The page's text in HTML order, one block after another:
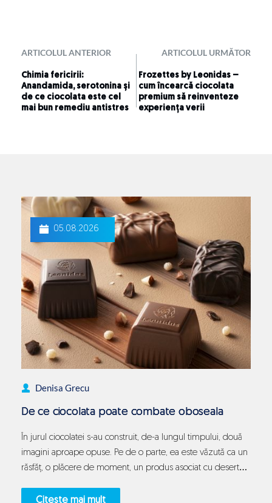
ARTICOLUL ANTERIOR ARTICOLUL URMĂTOR
Chimia fericirii:
Anandamida, serotonina și
de ce ciocolata este cel
mai bun remediu antistres
Frozettes by Leonidas –
cum încearcă ciocolata
premium să reinventeze
experiența verii
05.08.2026
Denisa Grecu
De ce ciocolata poate combate oboseala
În jurul ciocolatei s-au construit, de-a lungul timpului, două
imagini aproape opuse. Pe de o parte, ea este văzută ca un
răsfăț, o plăcere de moment, un produs asociat cu desertul
despre nutriție o privesc și printr-o lentilă mai serioasă,
Citește mai mult